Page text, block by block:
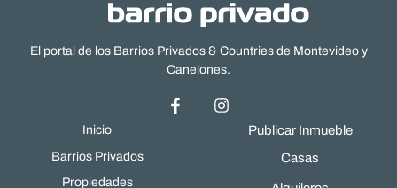
El portal de los Barrios Privados & Countries de Montevideo y
Canelones.
Inicio
Barrios Privados
Propiedades
Publicar Inmueble
Casas